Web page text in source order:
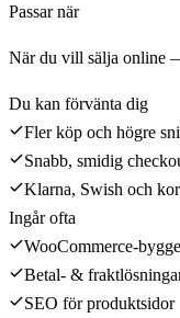
Passar när
När du vill sälja online
Du kan förvänta dig
Fler köp och högre
Snabb, smidig
Klarna, Swish och
Ingår ofta
WooCommerce-bygge
Betal- &
SEO för produktsidor